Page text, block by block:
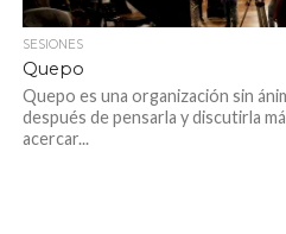
SESIONES
Quepo
Quepo es una organización sin
después de pensarla y discutirla
acercar...